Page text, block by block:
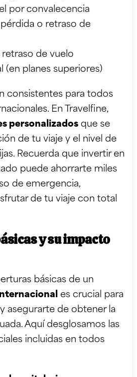
por convalecencia
o retraso de
de vuelo
(en planes superiores)
consistentes para todos
En Travelfine,
personalizados que se
de tu viaje y el nivel de
Recuerda que invertir en
puede ahorrarte miles
de emergencia,
de tu viaje con total
y su impacto
básicas de un
es crucial para
asegurarte de obtener la
Aquí desglosamos las
incluidas en todos